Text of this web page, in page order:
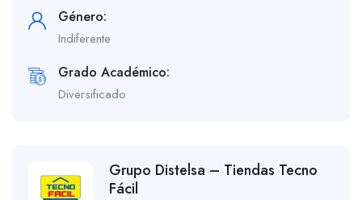
Género:
Indiferente
Grado Académico:
Diversificado
Grupo Distelsa – Tiendas Tecno
Fácil